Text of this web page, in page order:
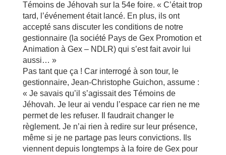
Témoins de Jéhovah sur la 54e foire. « C’était trop
tard, l’événement était lancé. En plus, ils ont
accepté sans discuter les conditions de notre
gestionnaire (la société Pays de Gex Promotion et
Animation à Gex – NDLR) qui s’est fait avoir lui
aussi… »
Pas tant que ça ! Car interrogé à son tour, le
gestionnaire, Jean-Christophe Guichon, assume :
« Je savais qu’il s’agissait des Témoins de
Jéhovah. Je leur ai vendu l’espace car rien ne me
permet de les refuser. Il faudrait changer le
règlement. Je n’ai rien à redire sur leur présence,
même si je ne partage pas leurs convictions. Ils
viennent depuis longtemps à la foire de Gex pour